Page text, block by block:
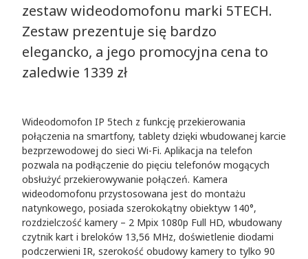
zestaw wideodomofonu marki 5TECH.
Zestaw prezentuje się bardzo
elegancko, a jego promocyjna cena to
zaledwie 1339 zł
Wideodomofon IP 5tech z funkcję przekierowania
połączenia na smartfony, tablety dzięki wbudowanej karcie
bezprzewodowej do sieci Wi-Fi. Aplikacja na telefon
pozwala na podłączenie do pięciu telefonów mogących
obsłużyć przekierowywanie połączeń. Kamera
wideodomofonu przystosowana jest do montażu
natynkowego, posiada szerokokątny obiektyw 140°,
rozdzielczość kamery – 2 Mpix 1080p Full HD, wbudowany
czytnik kart i breloków 13,56 MHz, doświetlenie diodami
podczerwieni IR, szerokość obudowy kamery to tylko 90